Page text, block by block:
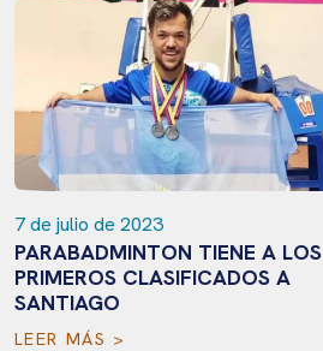
7 de julio de 2023
PARABADMINTON TIENE A LOS
PRIMEROS CLASIFICADOS A
SANTIAGO
LEER MÁS >